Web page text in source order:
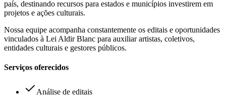
país, destinando recursos para estados e municípios investirem em
projetos e ações culturais.
Nossa equipe acompanha constantemente os editais e oportunidades
vinculados à Lei Aldir Blanc para auxiliar artistas, coletivos,
entidades culturais e gestores públicos.
Serviços oferecidos
Análise de editais